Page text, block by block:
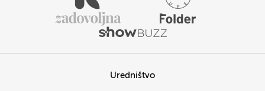
Uredništvo